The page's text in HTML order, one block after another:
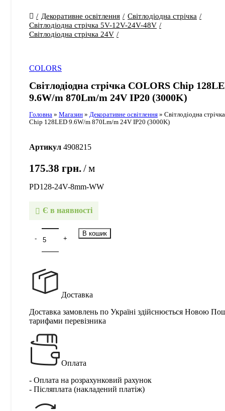
Декоративне освітлення
Світлодіодна стрічка
Світлодіодна стрічка 5V-12V-24V-48V
Світлодіодна стрічка 24V
COLORS
Світлодіодна стрічка COLORS Chip
9.6W/m 870Lm/m 24V IP20 (3000K)
Головна » Магазин » Декоративне освітлення » Світлодіодна
Chip 128LED 9.6W/m 870Lm/m 24V IP20 (3000K)
Артикул 4908215
175.38 грн. м
PD128-24V-8mm-WW
Є в наявності
В кошик
Доставка
Доставка замовлень по Україні здійснюється Новою
тарифами перевізника
Оплата
- Оплата на розрахунковий рахунок
- Післяплата (накладений платіж)